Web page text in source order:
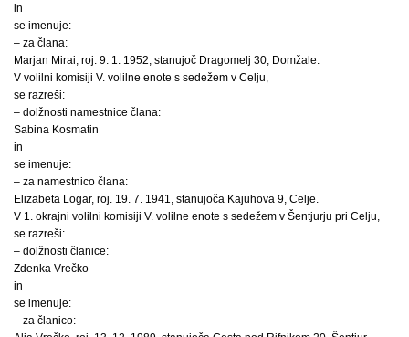
in
se imenuje:
– za člana:
Marjan Mirai, roj. 9. 1. 1952, stanujoč Dragomelj 30, Domžale.
V volilni komisiji V. volilne enote s sedežem v Celju,
se razreši:
– dolžnosti namestnice člana:
Sabina Kosmatin
in
se imenuje:
– za namestnico člana:
Elizabeta Logar, roj. 19. 7. 1941, stanujoča Kajuhova 9, Celje.
V 1. okrajni volilni komisiji V. volilne enote s sedežem v Šentjurju pri Celju,
se razreši:
– dolžnosti članice:
Zdenka Vrečko
in
se imenuje:
– za članico: